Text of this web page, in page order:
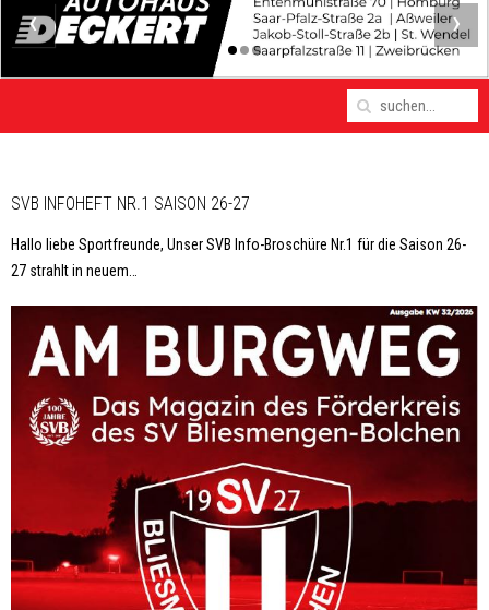
›
‹
SVB INFOHEFT NR.1 SAISON 26-27
Hallo liebe Sportfreunde, Unser SVB Info-Broschüre Nr.1 für die Saison 26-
27 strahlt in neuem…